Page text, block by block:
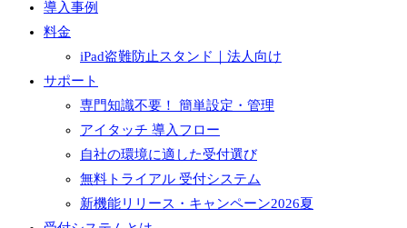
導入事例
料金
iPad盗難防止スタンド｜法人向け
サポート
専門知識不要！ 簡単設定・管理
アイタッチ 導入フロー
自社の環境に適した受付選び
無料トライアル 受付システム
新機能リリース・キャンペーン2026夏